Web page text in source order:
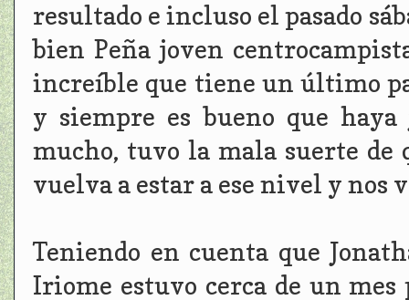
resultado e incluso el pasado
bien Peña joven
increíble que tiene un último
y siempre es bueno que
mucho, tuvo la mala suerte de
vuelva a estar a ese nivel y nos
Teniendo en cuenta que
Iriome estuvo cerca de un mes